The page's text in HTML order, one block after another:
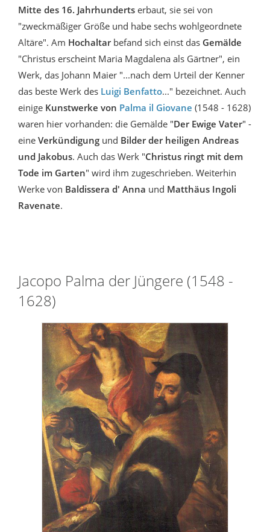
Mitte des 16. Jahrhunderts erbaut, sie sei von
"zweckmäßiger Größe und habe sechs wohlgeordnete
Altäre". Am Hochaltar befand sich einst das Gemälde
"Christus erscheint Maria Magdalena als Gärtner", ein
Werk, das Johann Maier "...nach dem Urteil der Kenner
das beste Werk des Luigi Benfatto..." bezeichnet. Auch
einige Kunstwerke von Palma il Giovane (1548 - 1628)
waren hier vorhanden: die Gemälde "Der Ewige Vater" -
eine Verkündigung und Bilder der heiligen Andreas
und Jakobus. Auch das Werk "Christus ringt mit dem
Tode im Garten" wird ihm zugeschrieben. Weiterhin
Werke von Baldissera d' Anna und Matthäus Ingoli
Ravenate.
Jacopo Palma der Jüngere (1548 -
1628)